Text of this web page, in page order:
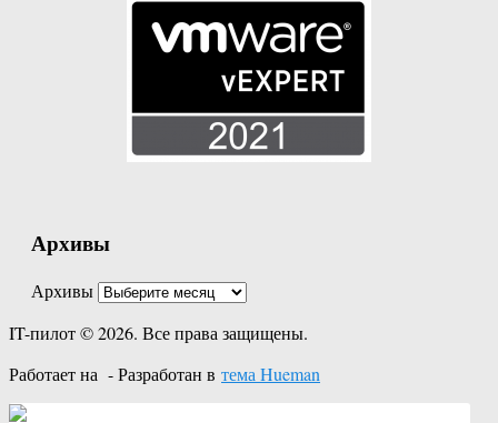
Архивы
Архивы
IT-пилот © 2026. Все права защищены.
Работает на - Разработан в тема Hueman